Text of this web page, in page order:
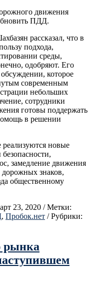
движения
ПДД.
рассказал, что в
подхода,
среды,
одобряют. Его
которое
современным
небольших
сотрудники
готовы поддержать
в решении
реализуются новые
замедление движения
знаков,
общественному
23, 2020 / Метки:
, Пробок.нет / Рубрики:
рынка